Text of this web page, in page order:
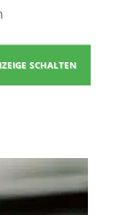
SCHALTEN